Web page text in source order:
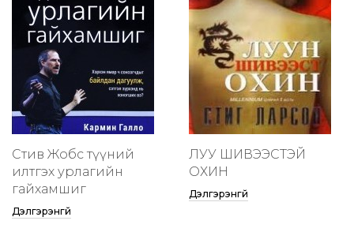
Стив Жобс түүний
илтгэх урлагийн
гайхамшиг
Дэлгэрэнгүй
ЛУУ ШИВЭЭСТЭЙ
ОХИН
Дэлгэрэнгүй